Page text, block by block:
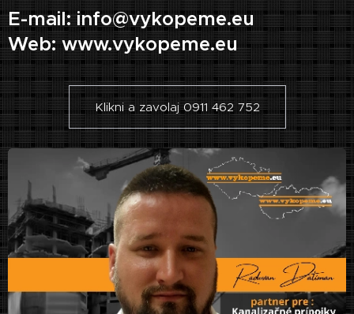
E-mail: info@vykopeme.eu
Web: www.vykopeme.eu
Klikni a zavolaj 0911 462 752